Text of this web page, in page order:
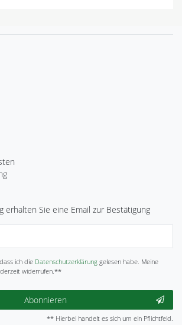
erhalten Sie eine Email zur Bestätigung
ich die Daten­schutz­erklärunggelesen habe. Meine
widerrufen.**
Abonnieren
** Hierbei handelt es sich um ein Pflichtfeld.